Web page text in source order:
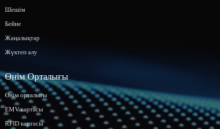
Шешім
Бейне
Жаңалықтар
Жүктеп алу
Өнім Орталығы
Өнім орталығы
EMV картасы
RFID картасы